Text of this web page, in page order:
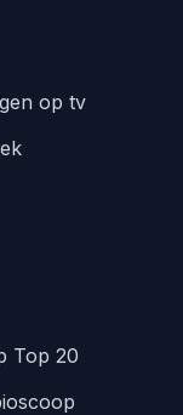
op tv
Top 20